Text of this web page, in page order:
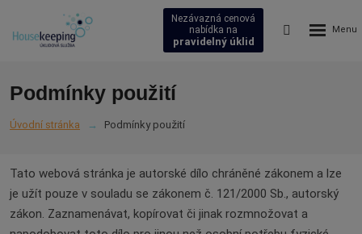
Nezávazná cenová
nabídka na
pravidelný úklid
Vyhledávání
Rozbalení
Podmínky použití
Úvodní stránka Podmínky použití
Tato webová stránka je autorské dílo chráněné zákonem a lze
je užít pouze v souladu se zákonem č. 121/2000 Sb., autorský
zákon. Zaznamenávat, kopírovat či jinak rozmnožovat a